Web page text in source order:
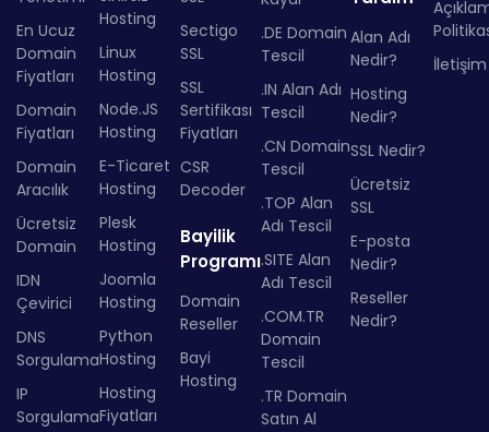
En Ucuz
Domain
Fiyatları
Domain
Fiyatları
Domain
Aracılık
Ücretsiz
Domain
IDN
Çevirici
DNS
Sorgulama
IP
Sorgulama
Hosting
Linux
Hosting
Node.JS
Hosting
E-Ticaret
Hosting
Plesk
Hosting
Joomla
Hosting
Python
Hosting
Hosting
Fiyatları
Sectigo
SSL
SSL
Sertifikası
Fiyatları
CSR
Decoder
Bayilik
Programı
Domain
Reseller
Bayi
Hosting
.DE Domain
Tescil
.IN Alan Adı
Tescil
.CN Domain
Tescil
.TOP Alan
Adı Tescil
.SITE Alan
Adı Tescil
.COM.TR
Domain
Tescil
.TR Domain
Satın Al
Alan Adı
Nedir?
Hosting
Nedir?
SSL Nedir?
Ücretsiz
SSL
E-posta
Nedir?
Reseller
Nedir?
İletişim